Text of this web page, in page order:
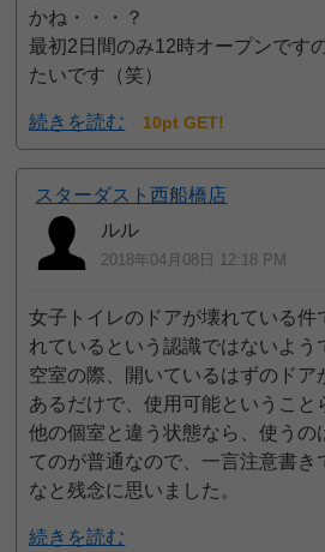
かね・・・？
最初2日間のみ12時オープンです
たいです（笑）
続きを読む 10pt GET!
スターダスト西船橋店
ルル
2018年04月08日 12:18 PM
女子トイレのドアが壊れている件
れているという認識ではないよう
空室の際、開いているはずのドア
あるだけで、使用可能ということ
他の個室と違う状態なら、使うの
てのが普通なので、一言注意書き
なと残念に思いました。
続きを読む